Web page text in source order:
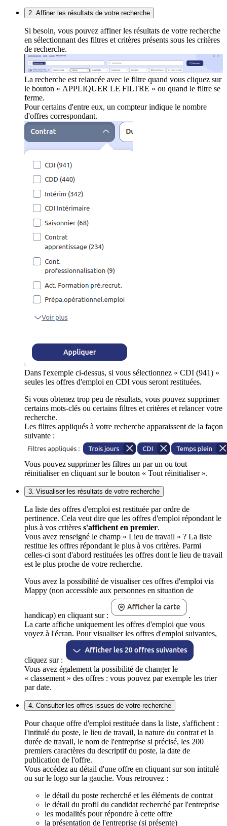
2. Affiner les résultats de votre recherche
Si besoin, vous pouvez affiner les résultats de votre recherche
en sélectionnant des filtres et critères présents sous les critères
de recherche.
La recherche est relancée avec le filtre quand vous cliquez sur
le bouton « APPLIQUER LE FILTRE » ou quand le filtre se
ferme.
Pour certains d'entre eux, un compteur indique le nombre
d'offres correspondant.
Dans l'exemple ci-dessus, si vous sélectionnez « CDI (941) »
seules les offres d'emploi en CDI vous seront restituées.
Si vous obtenez trop peu de résultats, vous pouvez supprimer
certains mots-clés ou certains filtres et critères et relancer votre
recherche.
Les filtres appliqués à votre recherche apparaissent de la façon
suivante :
Vous pouvez supprimer les filtres un par un ou tout
réinitialiser en cliquant sur le bouton « Tout réinitialiser ».
3. Visualiser les résultats de votre recherche
La liste des offres d'emploi est restituée par ordre de
pertinence. Cela veut dire que les offres d'emploi répondant le
plus à vos critères s'affichent en premier.
Vous avez renseigné le champ « Lieu de travail » ? La liste
restitue les offres répondant le plus à vos critères. Parmi
celles-ci sont d'abord restituées les offres dont le lieu de travail
est le plus proche de votre recherche.
Vous avez la possibilité de visualiser ces offres d'emploi via
Mappy (non accessible aux personnes en situation de
handicap) en cliquant sur :
.
La carte affiche uniquement les offres d'emploi que vous
voyez à l'écran. Pour visualiser les offres d'emploi suivantes,
cliquez sur :
Vous avez également la possibilité de changer le
« classement » des offres : vous pouvez par exemple les trier
par date.
4. Consulter les offres issues de votre recherche
Pour chaque offre d'emploi restituée dans la liste, s'affichent :
l'intitulé du poste, le lieu de travail, la nature du contrat et la
durée de travail, le nom de l'entreprise si précisé, les 200
premiers caractères du descriptif du poste, la date de
publication de l'offre.
Vous accédez au détail d'une offre en cliquant sur son intitulé
ou sur le logo sur la gauche. Vous retrouvez :
le détail du poste recherché et les éléments de contrat
le détail du profil du candidat recherché par l'entreprise
les modalités pour répondre à cette offre
la présentation de l'entreprise (si présente)